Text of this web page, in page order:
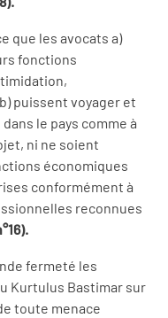
que les avocats a)
fonctions
puissent voyager et
le pays comme à
ni ne soient
économiques
conformément à
reconnues
fermeté les
Kurtulus Bastimar sur
toute menace